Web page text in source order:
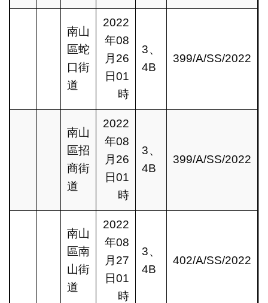
南山
區蛇
口街
道
2022
年08
月26
日01
時
3、
4B
399/A/SS/2022
南山
區招
商街
道
2022
年08
月26
日01
時
3、
4B
399/A/SS/2022
南山
區南
山街
道
2022
年08
月27
日01
時
3、
4B
402/A/SS/2022